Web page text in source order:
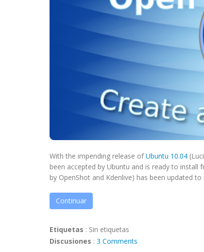
With the impending release ofUbuntu 10.04
been accepted by Ubuntu and is ready to install
by OpenShot and Kdenlive) has been updated to
Continuar
Etiquetas : Sin etiquetas
Discusiones : 3 Comments